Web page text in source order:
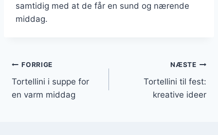
samtidig med at de får en sund og nærende
middag.
Indlægsnavigation
FORRIGE
Tortellini i suppe for
en varm middag
NÆSTE
Tortellini til fest:
kreative ideer